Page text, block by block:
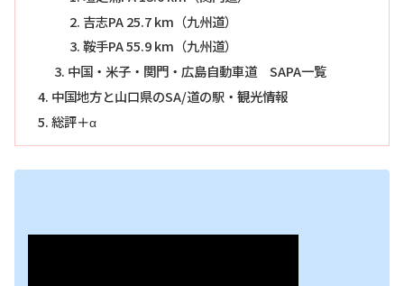
吉志PA 25.7 km（九州道）
鞍手PA 55.9 km（九州道）
中国・米子・関門・広島自動車道 SAPA一覧
中国地方と山口県のSA/道の駅・観光情報
総評＋α